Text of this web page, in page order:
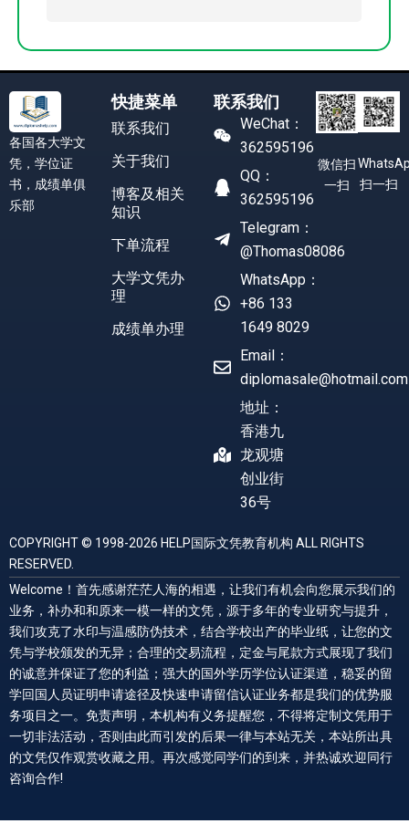
各国各大学文
凭，学位证
书，成绩单俱
乐部
快捷菜单
联系我们
关于我们
博客及相关
知识
下单流程
大学文凭办
理
成绩单办理
联系我们
WeChat：
362595196
QQ：
362595196
Telegram：
@Thomas08086
WhatsApp：
+86 133
1649 8029
Email：
diplomasale@hotmail.com
地址：
香港九
龙观塘
创业街
36号
微信扫
一扫
扫一扫
COPYRIGHT © 1998-2026 HELP国际文凭教育机构 ALL RIGHTS
RESERVED.
Welcome！首先感谢茫茫人海的相遇，让我们有机会向您展示我们的
业务，补办和和原来一模一样的文凭，源于多年的专业研究与提升，
我们攻克了水印与温感防伪技术，结合学校出产的毕业纸，让您的文
凭与学校颁发的无异；合理的交易流程，定金与尾款方式展现了我们
的诚意并保证了您的利益；强大的国外学历学位认证渠道，稳妥的留
学回国人员证明申请途径及快速申请留信认证业务都是我们的优势服
务项目之一。免责声明，本机构有义务提醒您，不得将定制文凭用于
一切非法活动，否则由此而引发的后果一律与本站无关，本站所出具
的文凭仅作观赏收藏之用。再次感觉同学们的到来，并热诚欢迎同行
咨询合作!